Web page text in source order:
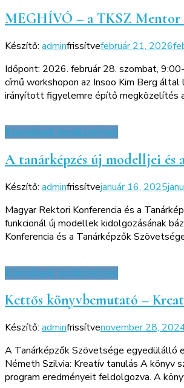
MEGHÍVÓ – a TKSZ Mentor
Készítő: adminfrissítvefebruár 21, 2026
Időpont: 2026. február 28. szombat,
című workshopon az Insoo Kim Berg
irányított figyelemre építő megközelítés
Események, rendezvények
A tanárképzés új modelljei és
Készítő: adminfrissítvejanuár 16, 2025
Magyar Rektori Konferencia és a
funkcionál új modellek kidolgozásának
Konferencia és a Tanárképzők
Események, rendezvények
Kettős könyvbemutató –
Készítő: adminfrissítvenovember 28,
A Tanárképzők Szövetsége egyedülálló
Németh Szilvia: Kreatív tanulás A
program eredményeit feldolgozva. A